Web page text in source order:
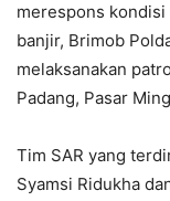
merespons
banjir, Brimob
melaksanakan
Padang, Pasar
Tim SAR yang
Syamsi Ridukha